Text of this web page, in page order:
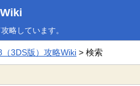
略しています。
（3DS版）攻略Wiki > 検索